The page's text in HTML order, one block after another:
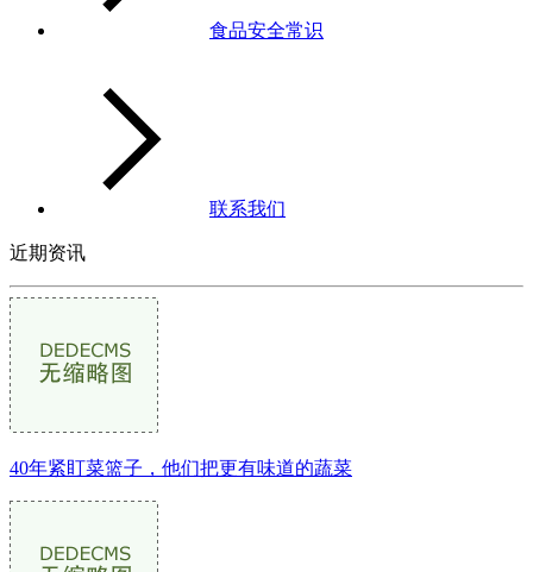
食品安全常识
联系我们
近期资讯
40年紧盯菜篮子，他们把更有味道的蔬菜